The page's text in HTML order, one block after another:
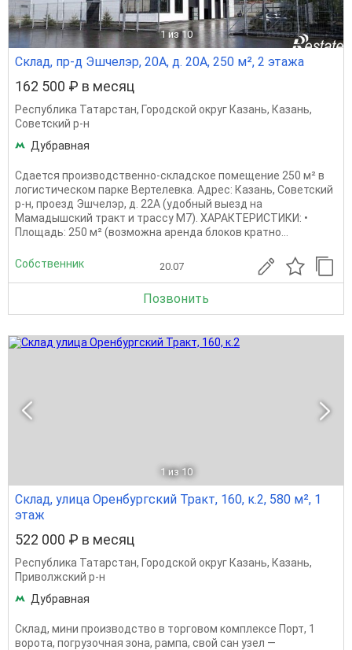
1 из 10
Склад, пр-д Эшчелэр, 20А, д. 20А, 250 м², 2 этажа
162 500 ₽ в месяц
Республика Татарстан, Городской округ Казань, Казань,
Советский р-н
Дубравная
Сдается производственно-складское помещение 250 м² в
логистическом парке Вертелевка. Адрес: Казань, Советский
р-н, проезд Эшчелэр, д. 22А (удобный выезд на
Мамадышский тракт и трассу М7). ХАРАКТЕРИСТИКИ: •
Площадь: 250 м² (возможна аренда блоков кратно...
Собственник 20.07
Позвонить
1 из 10
Склад, улица Оренбургский Тракт, 160, к.2, 580 м², 1
этаж
522 000 ₽ в месяц
Республика Татарстан, Городской округ Казань, Казань,
Приволжский р-н
Дубравная
Склад, мини производство в торговом комплексе Порт, 1
ворота, погрузочная зона, рампа, свой сан узел —